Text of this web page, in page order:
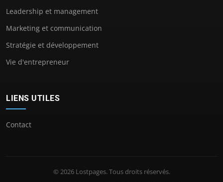
Leadership et management
Marketing et communication
Stratégie et développement
Vie d'entrepreneur
LIENS UTILES
Contact
© 2026 Lostpages. Tous droits réservés.